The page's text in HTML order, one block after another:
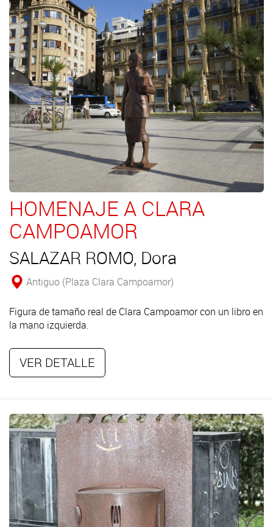
HOMENAJE A CLARA
CAMPOAMOR
SALAZAR ROMO, Dora
Antiguo (Plaza Clara Campoamor)
Figura de tamaño real de Clara Campoamor con un libro en
la mano izquierda.
VER DETALLE